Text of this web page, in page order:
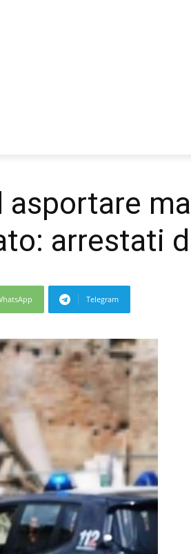
asportare
arrestati
Telegram